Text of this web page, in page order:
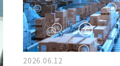
2026.06.12